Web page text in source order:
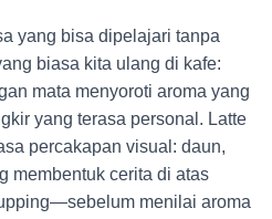
yang bisa dipelajari tanpa
biasa kita ulang di kafe:
mata menyoroti aroma yang
yang terasa personal. Latte
percakapan visual: daun,
membentuk cerita di atas
menilai aroma